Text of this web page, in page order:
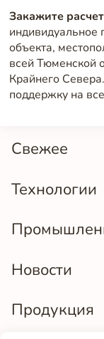
Свежее
Технологии
Новости
Продукция
Закажите
индивидуальное
объекта,
всей Тюменской
Крайнего
поддержку на